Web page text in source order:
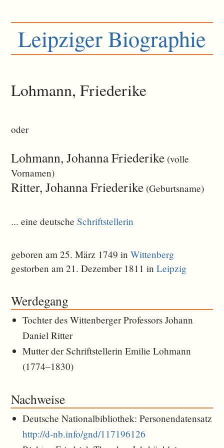
Leipziger Biographie
Lohmann, Friederike
oder
Lohmann, Johanna Friederike (volle
Vornamen)
Ritter, Johanna Friederike (Geburtsname)
... eine deutscheSchriftstellerin
geboren am 25. März 1749 inWittenberg
gestorben am 21. Dezember 1811 inLeipzig
Werdegang
Tochter des Wittenberger Professors Johann
Daniel Ritter
Mutter der Schriftstellerin Emilie Lohmann
(1774–1830)
Nachweise
Deutsche Nationalbibliothek: Personendatensatz
http://d-nb.info/gnd/117196126